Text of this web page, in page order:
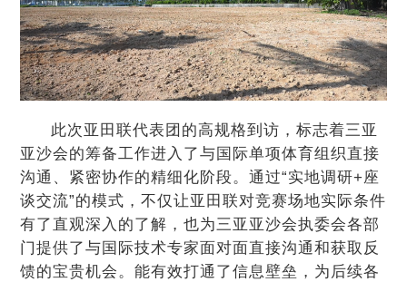
此次亚田联代表团的高规格到访，标志着三亚
亚沙会的筹备工作进入了与国际单项体育组织直接
沟通、紧密协作的精细化阶段。通过“实地调研+座
谈交流”的模式，不仅让亚田联对竞赛场地实际条件
有了直观深入的了解，也为三亚亚沙会执委会各部
门提供了与国际技术专家面对面直接沟通和获取反
馈的宝贵机会。能有效打通了信息壁垒，为后续各